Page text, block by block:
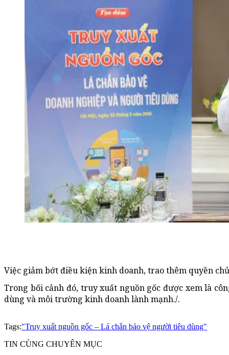
Việc giảm bớt điều kiện kinh doanh, trao thêm quyền
Trong bối cảnh đó, truy xuất nguồn gốc được xem là
dùng và môi trường kinh doanh lành mạnh./.
Tags:"Truy xuất nguồn gốc – Lá chắn bảo vệ người tiêu dùng"
TIN CÙNG CHUYÊN MỤC